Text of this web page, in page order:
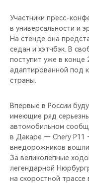
ВИДЕООБЗОРЫ
CHERY ДЛЯ ДЕТЕЙ
Участники пресс-
в универсальности и
На стенде она
седан и хэтчбэк. В
поступит уже в конце
адаптированной под
страны.
Впервые в России
имеющие ряд
автомобильном
в Дакаре — Chery P11
внедорожников
За великолепные
легендарной
на скоростной